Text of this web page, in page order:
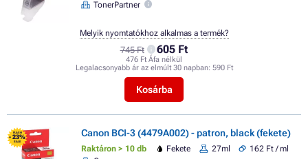
TonerPartner
745 Ft 605 Ft
476 Ft Áfa nélkül
Legalacsonyabb ár az elmúlt 30 napban: 590 Ft
Kosárba
Melyik nyomtatókhoz alkalmas a termék?
FLASH
- 23%
SALE
Canon BCI-3 (4479A002) - patron, black (fekete)
Raktáron > 10 db Fekete 27ml
162 Ft / ml